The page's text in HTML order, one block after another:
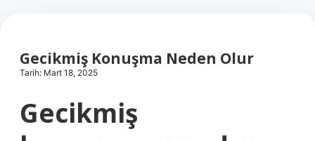
Hakkımızda
Gecikmiş Konuşma Neden Olur
Tarih: Mart 18, 2025
Gecikmiş